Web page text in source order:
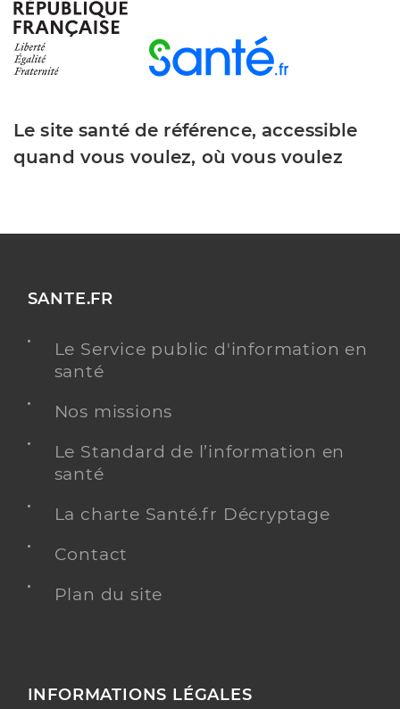
Le site santé de référence, accessible
quand vous voulez, où vous voulez
SANTE.FR
Le Service public d'information en
santé
Nos missions
Le Standard de l’information en
santé
La charte Santé.fr Décryptage
Contact
Plan du site
INFORMATIONS LÉGALES